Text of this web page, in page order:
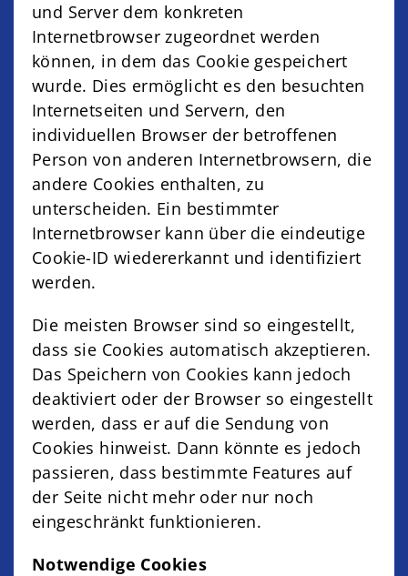
und Server dem konkreten
Internetbrowser zugeordnet werden
können, in dem das Cookie gespeichert
wurde. Dies ermöglicht es den besuchten
Internetseiten und Servern, den
individuellen Browser der betroffenen
Person von anderen Internetbrowsern, die
andere Cookies enthalten, zu
unterscheiden. Ein bestimmter
Internetbrowser kann über die eindeutige
Cookie-ID wiedererkannt und identifiziert
werden.
Die meisten Browser sind so eingestellt,
dass sie Cookies automatisch akzeptieren.
Das Speichern von Cookies kann jedoch
deaktiviert oder der Browser so eingestellt
werden, dass er auf die Sendung von
Cookies hinweist. Dann könnte es jedoch
passieren, dass bestimmte Features auf
der Seite nicht mehr oder nur noch
eingeschränkt funktionieren.
Notwendige Cookies